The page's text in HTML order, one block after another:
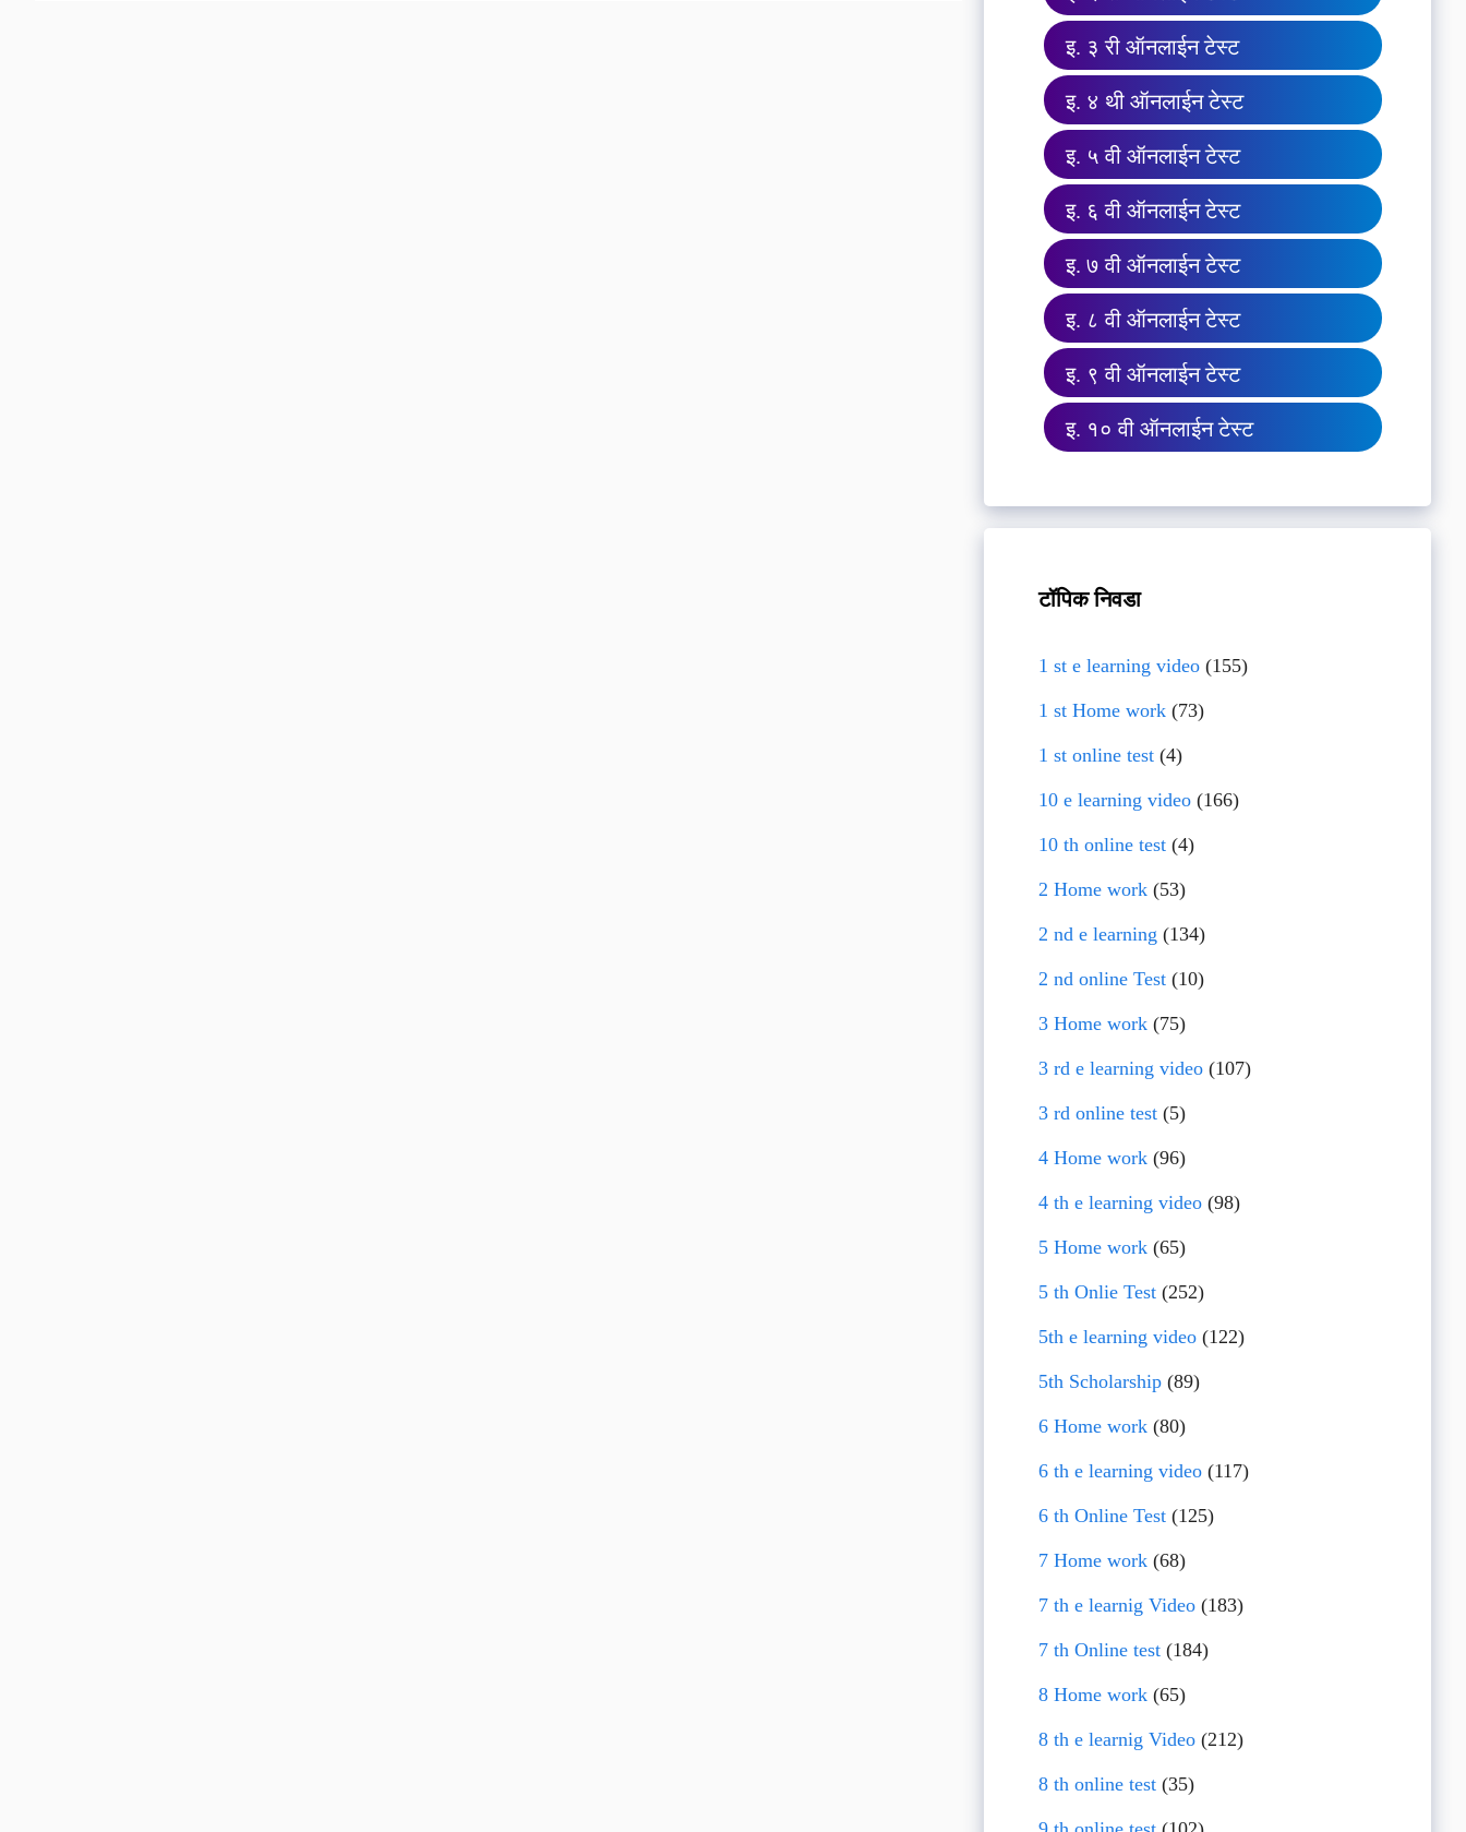
इ. ३ री ऑनलाईन टेस्ट
इ. ४ थी ऑनलाईन टेस्ट
इ. ५ वी ऑनलाईन टेस्ट
इ. ६ वी ऑनलाईन टेस्ट
इ. ७ वी ऑनलाईन टेस्ट
इ. ८ वी ऑनलाईन टेस्ट
इ. ९ वी ऑनलाईन टेस्ट
इ. १० वी ऑनलाईन टेस्ट
टॉपिक निवडा
1 st e learning video(155)
1 st Home work(73)
1 st online test(4)
10 e learning video(166)
10 th online test(4)
2 Home work(53)
2 nd e learning (134)
2 nd online Test(10)
3 Home work(75)
3 rd e learning video(107)
3 rd online test(5)
4 Home work(96)
4 th e learning video(98)
5 Home work(65)
5 th Onlie Test(252)
5th e learning video(122)
5th Scholarship(89)
6 Home work(80)
6 th e learning video(117)
6 th Online Test(125)
7 Home work(68)
7 th e learnig Video(183)
7 th Online test(184)
8 Home work(65)
8 th e learnig Video(212)
8 th online test(35)